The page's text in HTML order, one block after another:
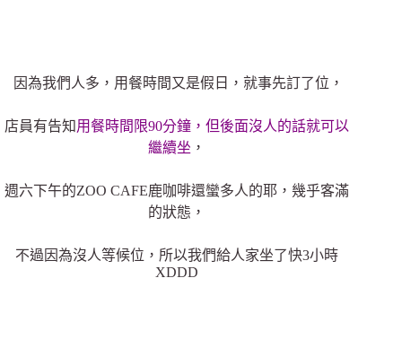
因為我們人多，用餐時間又是假日，就事先訂了位，
店員有告知用餐時間限90分鐘，但後面沒人的話就可以
繼續坐 ，
週六下午的ZOO CAFE鹿咖啡還蠻多人的耶，幾乎客滿
的狀態，
不過因為沒人等候位，所以我們給人家坐了快3小時
XDDD